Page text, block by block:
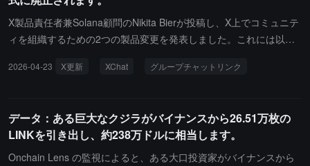
X製品責任者兼Solana顧問のNikita Bierが投稿し、X上でコミュニテ
ィを組織するための2つの製品変更を発表しました。これには以下
ト機能をサポートするようになりました。ユーザーは公開リンクを
用率が継続的に低下しているため、Xプラットフォームは5月6日に
X Communitiesを正式に廃止します。
2026-04-23 X更新 XChat グループチャットリンク
データ：ある巨大なクジラがバイナンスから26.51万枚の
LINKを引き出し、約238万ドルに相当します。
Onchain Lens の監視によると、ある大口投資家がバイナンスから